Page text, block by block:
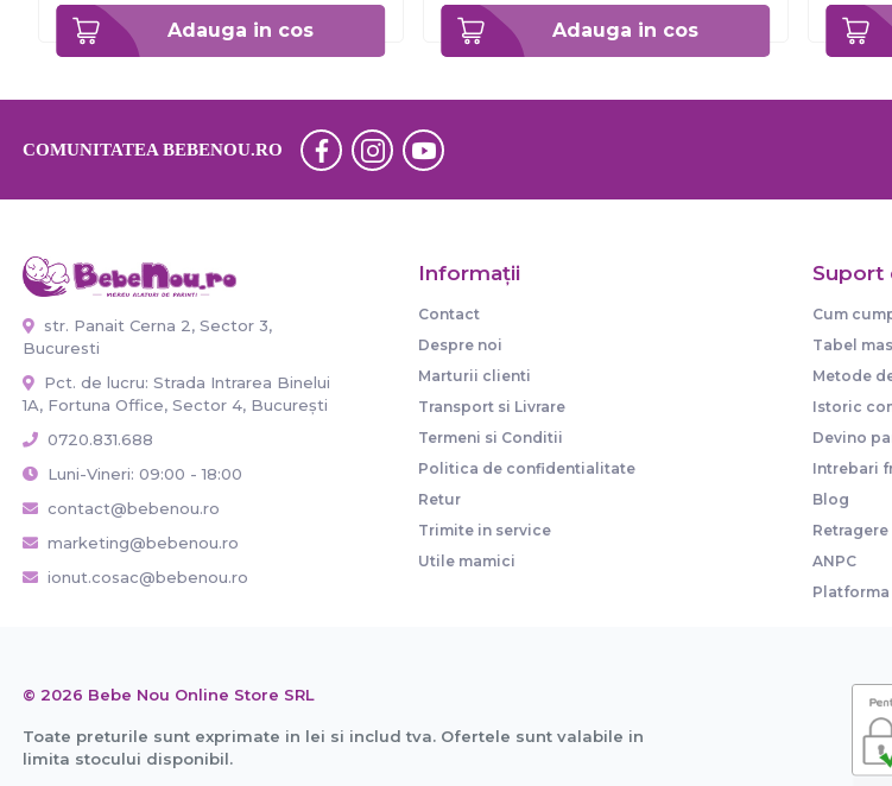
Adauga in cos Adauga in cos
COMUNITATEA BEBENOU.RO
str. Panait Cerna 2, Sector 3,
Bucuresti
Pct. de lucru: Strada Intrarea Binelui
1A, Fortuna Office, Sector 4, București
0720.831.688
Luni-Vineri: 09:00 - 18:00
contact@bebenou.ro
marketing@bebenou.ro
ionut.cosac@bebenou.ro
Informaţii
Contact
Despre noi
Marturii clienti
Transport si Livrare
Termeni si Conditii
Politica de confidentialitate
Retur
Trimite in service
Utile mamici
Suport
Cum
Tabel
Metode
Istoric
Devino
Intrebari
Blog
ANPC
Platforma
© 2026 Bebe Nou Online Store SRL
Toate preturile sunt exprimate in lei si includ tva. Ofertele sunt valabile in
limita stocului disponibil.